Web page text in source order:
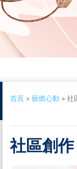
首頁» 藝燃心動 » 社
社區創作